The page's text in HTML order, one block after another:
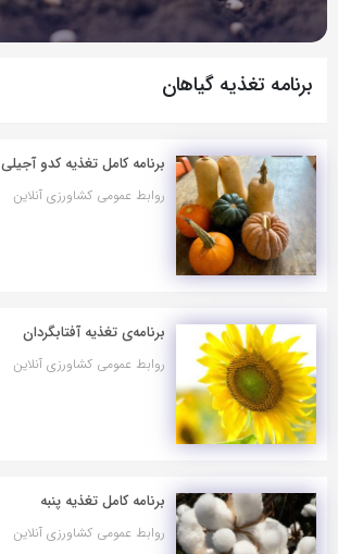
برنامه تغذیه گیاهان
برنامه کامل تغذیه کدو آجیلی
روابط عمومی کشاورزی آنلاین
برنامه‌ی تغذیه آفتابگردان
روابط عمومی کشاورزی آنلاین
برنامه کامل تغذیه پنبه
روابط عمومی کشاورزی آنلاین